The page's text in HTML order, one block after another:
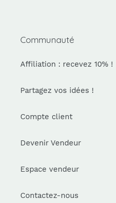
Communauté
Affiliation : recevez 10% !
Partagez vos idées !
Compte client
Devenir Vendeur
Espace vendeur
Contactez-nous